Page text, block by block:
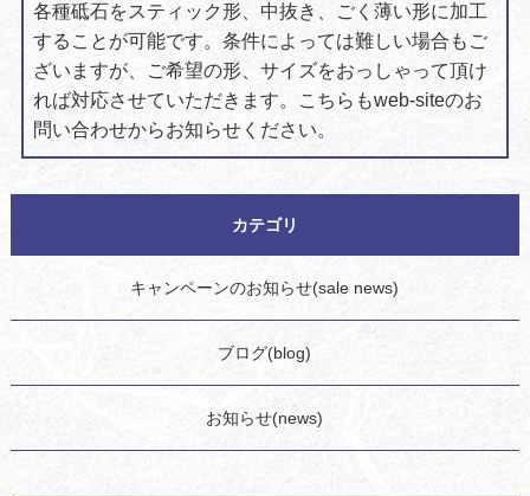
各種砥石をスティック形、中抜き、ごく薄い形に加工
することが可能です。 条件によっては難しい場合もご
ざいますが、
ご希望の形、サイズをおっしゃって頂け
れば対応させていただきます。
こちらもweb-siteのお
問い合わせからお知らせください。
カテゴリ
キャンペーンのお知らせ(sale news)
ブログ(blog)
お知らせ(news)